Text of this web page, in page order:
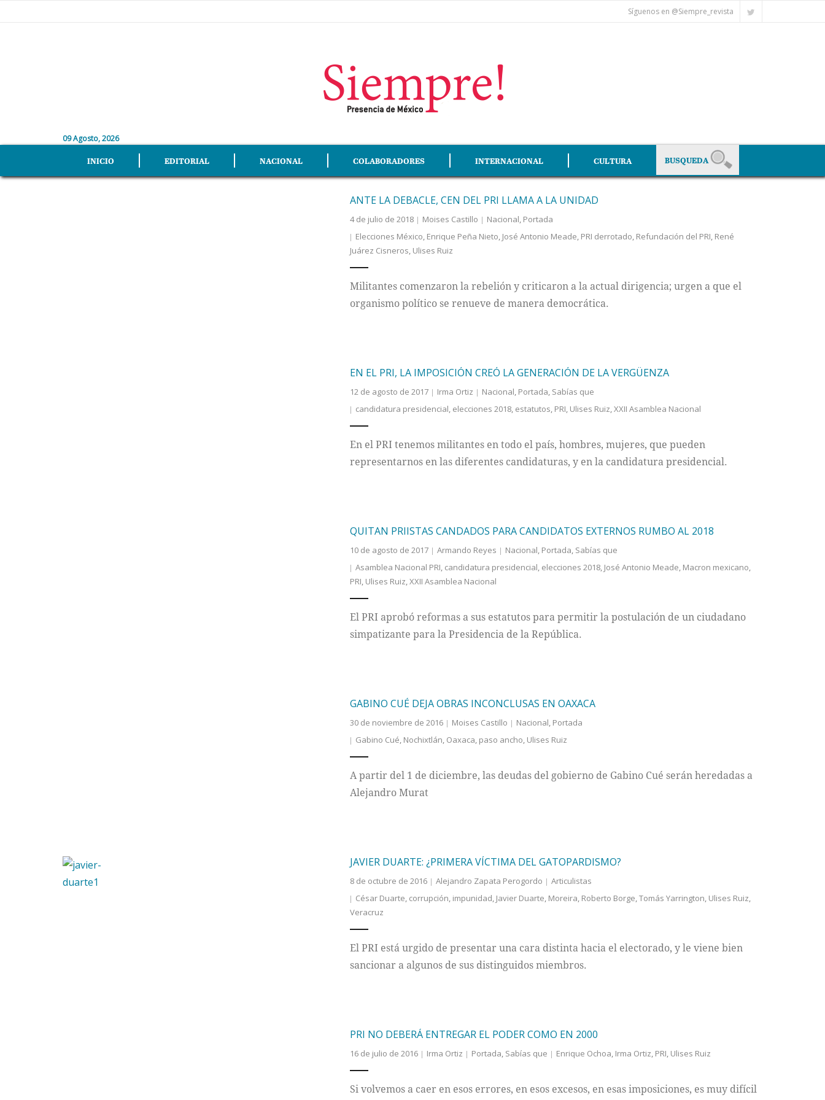
Síguenos en @Siempre_revista
09 Agosto, 2026
INICIO EDITORIAL NACIONAL COLABORADORES INTERNACIONAL CULTURA
ANTE LA DEBACLE, CEN DEL PRI LLAMA A LA UNIDAD
4 de julio de 2018 Moises Castillo Nacional, Portada
Elecciones México, Enrique Peña Nieto, José Antonio Meade, PRI derrotado, Refundación del PRI, René
Juárez Cisneros, Ulises Ruiz
Militantes comenzaron la rebelión y criticaron a la actual dirigencia; urgen a que el
organismo político se renueve de manera democrática.
EN EL PRI, LA IMPOSICIÓN CREÓ LA GENERACIÓN DE LA VERGÜENZA
12 de agosto de 2017 Irma Ortiz Nacional, Portada, Sabías que
candidatura presidencial, elecciones 2018, estatutos, PRI, Ulises Ruiz,XXII Asamblea Nacional
En el PRI tenemos militantes en todo el país, hombres, mujeres, que pueden
representarnos en las diferentes candidaturas, y en la candidatura presidencial.
QUITAN PRIISTAS CANDADOS PARA CANDIDATOS EXTERNOS RUMBO AL 2018
10 de agosto de 2017 Armando Reyes Nacional, Portada, Sabías que
Asamblea Nacional PRI, candidatura presidencial, elecciones 2018, José Antonio Meade, Macron mexicano,
PRI, Ulises Ruiz,XXII Asamblea Nacional
El PRI aprobó reformas a sus estatutos para permitir la postulación de un ciudadano
simpatizante para la Presidencia de la República.
GABINO CUÉ DEJA OBRAS INCONCLUSAS EN OAXACA
30 de noviembre de 2016 Moises Castillo Nacional, Portada
Gabino Cué, Nochixtlán, Oaxaca, paso ancho, Ulises Ruiz
A partir del 1 de diciembre, las deudas del gobierno de Gabino Cué serán heredadas a
Alejandro Murat
JAVIER DUARTE: ¿PRIMERA VÍCTIMA DEL GATOPARDISMO?
8 de octubre de 2016 Alejandro Zapata Perogordo
Articulistas
César Duarte, corrupción, impunidad, Javier Duarte, Moreira, Roberto Borge,Tomás Yarrington, Ulises Ruiz,
Veracruz
El PRI está urgido de presentar una cara distinta hacia el electorado, y le viene bien
sancionar a algunos de sus distinguidos miembros.
PRI NO DEBERÁ ENTREGAR EL PODER COMO EN 2000
16 de julio de 2016 Irma Ortiz Portada, Sabías que Enrique Ochoa, Irma Ortiz, PRI, Ulises Ruiz
Si volvemos a caer en esos errores, en esos excesos, en esas imposiciones, es muy difícil